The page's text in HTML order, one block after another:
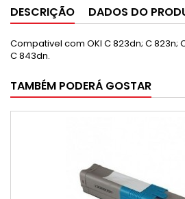
DESCRIÇÃO DADOS DO
Compativel com OKI C 823dn; C 823n;
C 843dn.
TAMBÉM PODERÁ GOSTAR